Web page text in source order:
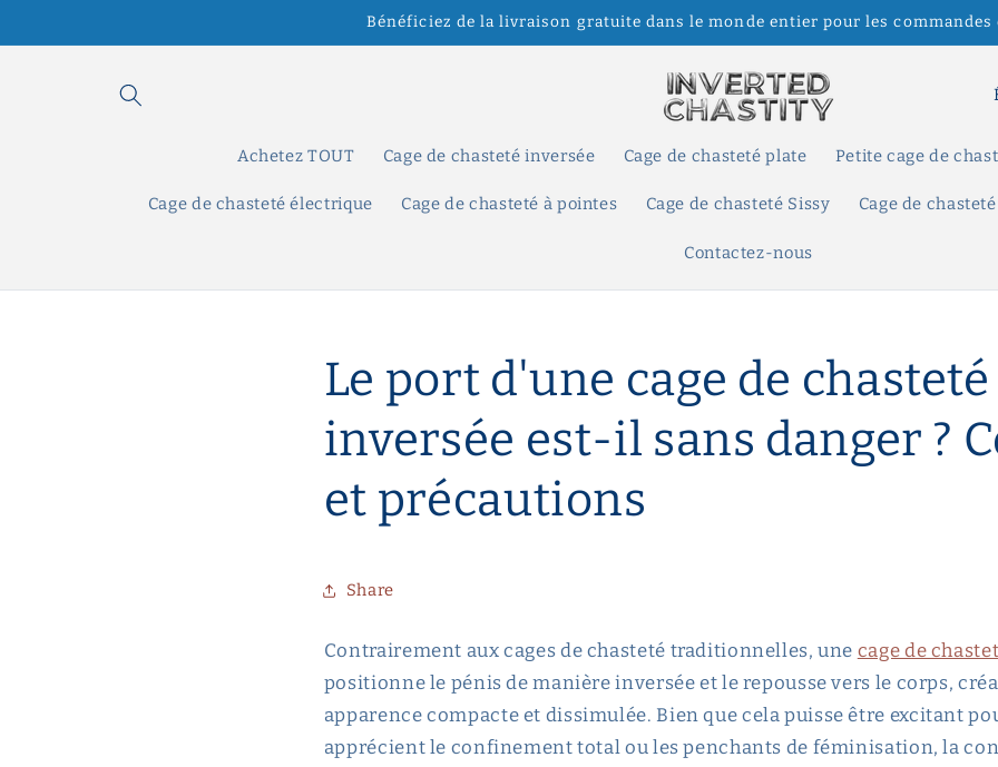
au
Bénéficiez de la livraison gratuite dans le monde entier pour les commandes
Achetez TOUT Cage de chasteté inversée Cage de chasteté plate Petite cage de
Cage de chasteté électrique Cage de chasteté à pointes Cage de chasteté Sissy Cage de chasteté
Contactez-nous
P
y
s
i
n
Le port d'une cage de chasteté
inversée est-il sans danger ?
et précautions
Share
Contrairement aux cages de chasteté traditionnelles, une cage de
positionne le pénis de manière inversée et le repousse vers le corps,
apparence compacte et dissimulée. Bien que cela puisse être excitant
apprécient le confinement total ou les penchants de féminisation, la